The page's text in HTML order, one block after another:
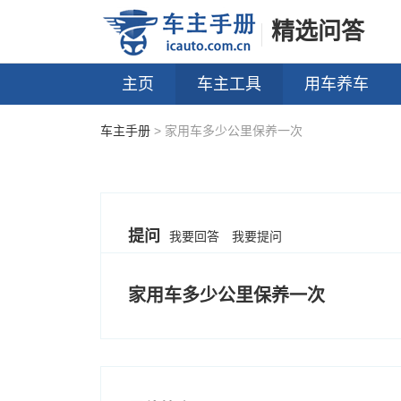
精选问答
主页 车主工具 用车养车
车主手册 > 家用车多少公里保养一次
提问 我要回答 我要提问
家用车多少公里保养一次